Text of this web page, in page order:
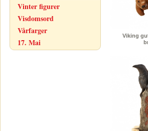
Vinter figurer
Visdomsord
Vårfarger
17. Mai
Viking